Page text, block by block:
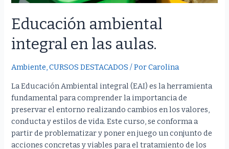
Educación ambiental
integral en las aulas.
Ambiente,CURSOS DESTACADOS / PorCarolina
La Educación Ambiental integral (EAI) es la herramienta
fundamental para comprender la importancia de
preservar el entorno realizando cambios en los valores,
conducta y estilos de vida. Este curso, se conforma a
partir de problematizar y poner en juego un conjunto de
acciones concretas y viables para el tratamiento de los